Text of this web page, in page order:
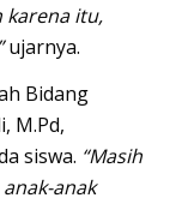
karena itu,
ujarnya.
Bidang
M.Pd,
siswa. “Masih
anak